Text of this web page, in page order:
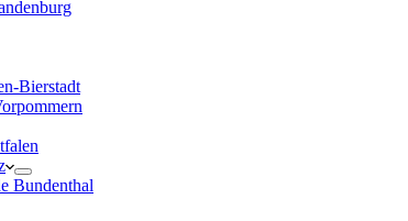
Bierstadt
Bundenthal